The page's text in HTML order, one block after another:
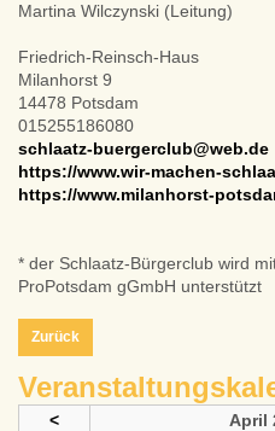
Martina Wilczynski (Leitung)
Friedrich-Reinsch-Haus
Milanhorst 9
14478 Potsdam
015255186080
schlaatz-buergerclub@web.de
https://www.wir-machen-
https://www.milanhorst-
* der Schlaatz-Bürgerclub wird
ProPotsdam gGmbH unterstützt
Zurück
< April